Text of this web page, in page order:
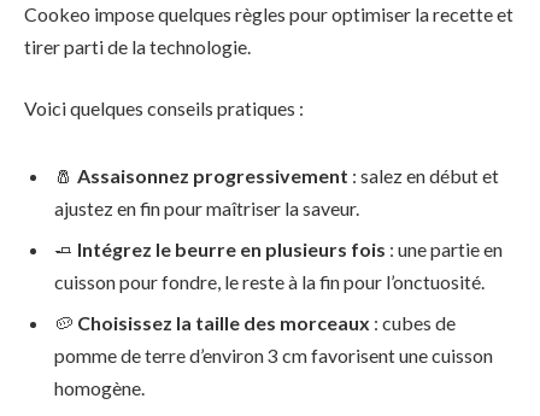
Cookeo impose quelques règles pour optimiser la recette et
tirer parti de la technologie.
Voici quelques conseils pratiques :
🧂 Assaisonnez progressivement : salez en début et
ajustez en fin pour maîtriser la saveur.
🧈 Intégrez le beurre en plusieurs fois : une partie en
cuisson pour fondre, le reste à la fin pour l’onctuosité.
🥔 Choisissez la taille des morceaux : cubes de
pomme de terre d’environ 3 cm favorisent une cuisson
homogène.